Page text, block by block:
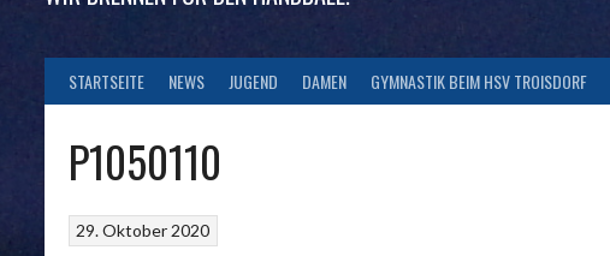
STARTSEITE NEWS JUGEND DAMEN GYMNASTIK BEIM HSV TROISDORF
P1050110
29. Oktober 2020